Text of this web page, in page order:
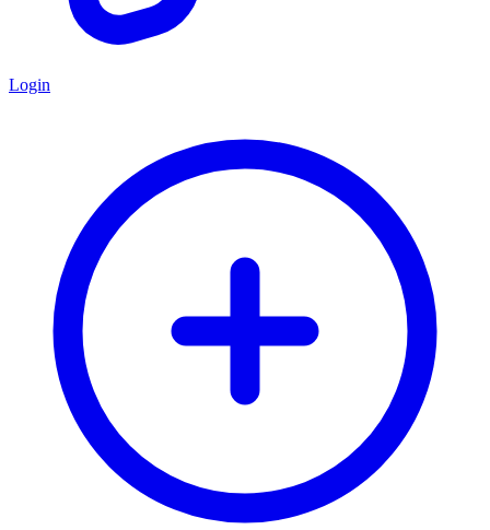
Login